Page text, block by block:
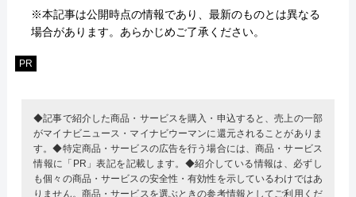
※本記事は公開時点の情報であり、最新のものとは異なる
場合があります。あらかじめご了承ください。
PR
◆記事で紹介した商品・サービスを購入・申込すると、売上の一部
がマイナビニュース・マイナビウーマンに還元されることがありま
す。◆特定商品・サービスの広告を行う場合には、商品・サービス
情報に「PR」表記を記載します。◆紹介している情報は、必ずし
も個々の商品・サービスの安全性・有効性を示しているわけではあ
りません。商品・サービスを選ぶときの参考情報としてご利用くだ